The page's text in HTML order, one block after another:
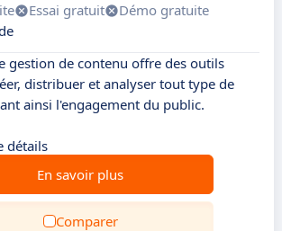
Essai gratuit
Démo gratuite
gestion de contenu offre des outils
distribuer et analyser tout type de
ainsi l'engagement du public.
détails
En savoir plus
Comparer